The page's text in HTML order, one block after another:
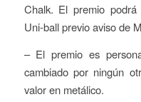
Chalk. El premio
Uni-ball previo aviso de
– El premio es
cambiado por ningún
valor en metálico.